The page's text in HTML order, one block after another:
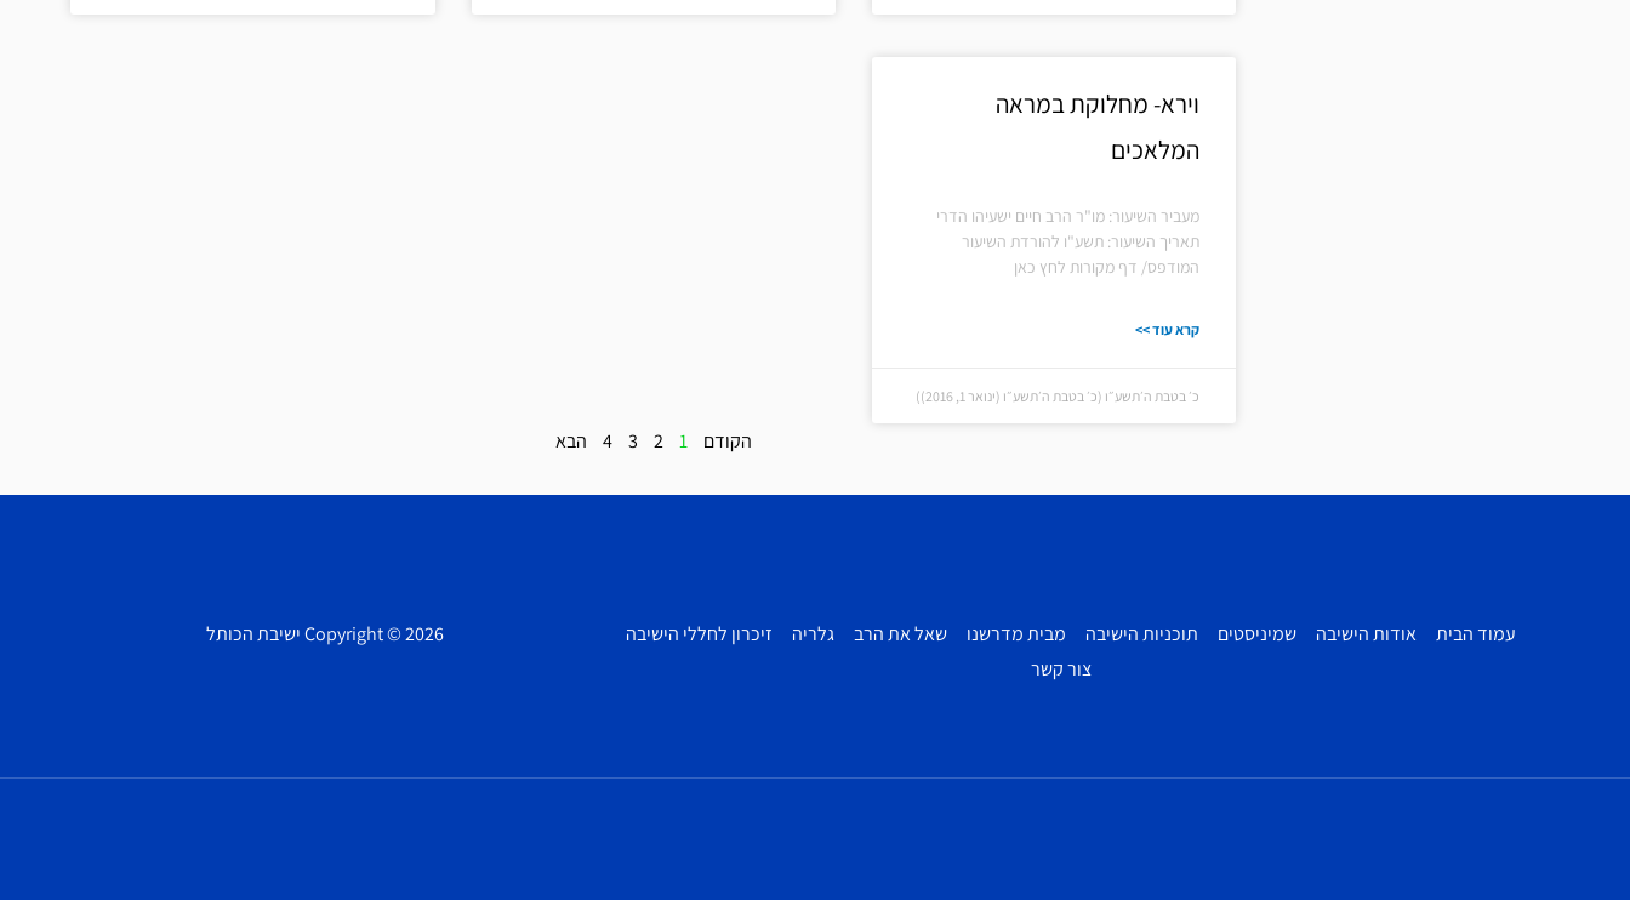
וירא- מחלוקת במראה
המלאכים
מעביר השיעור: מו"ר הרב חיים ישעיהו הדרי
תאריך השיעור: תשע"ו להורדת השיעור
המודפס/ דף מקורות לחץ כאן
קרא עוד >>
כ׳ בטבת ה׳תשע״ו (כ׳ בטבת ה׳תשע״ו (ינואר 1, 2016))
הקודם 1
2
3
4 הבא
עמוד הבית אודות הישיבה שמיניסטים תוכניות הישיבה מבית מדרשנו שאל את הרב גלריה
זיכרון לחללי הישיבה
צור קשר
Copyright © 2026 ישיבת הכותל